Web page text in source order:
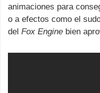
animaciones para
o a efectos como el
del Fox Engine bien